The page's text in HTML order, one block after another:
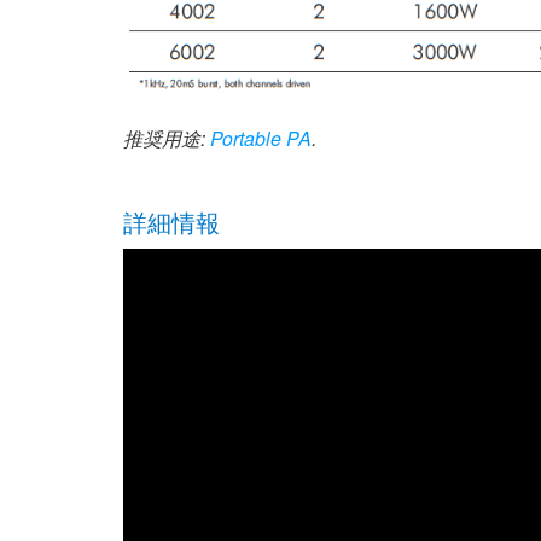
推奨用途:Portable PA.
詳細情報